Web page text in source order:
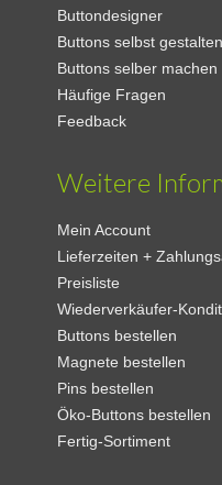
Buttondesigner
Buttons selbst gestalten
Buttons selber machen
Häufige Fragen
Feedback
Weitere
Mein Account
Lieferzeiten +
Preisliste
Wiederverkäufer-
Buttons bestellen
Magnete bestellen
Pins bestellen
Öko-Buttons bestellen
Fertig-Sortiment